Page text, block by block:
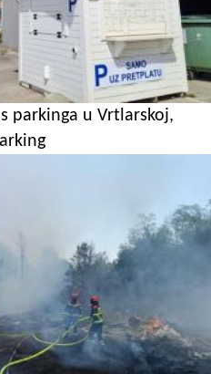
parkinga u Vrtlarskoj,